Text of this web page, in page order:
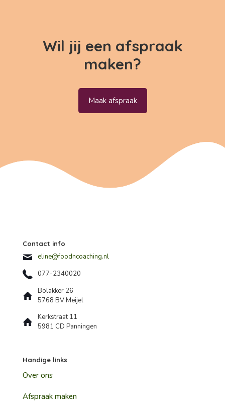
Wil jij een afspraak
maken?
Maak afspraak
Contact info
eline@foodncoaching.nl
077-2340020
Bolakker 26
5768 BV Meijel
Kerkstraat 11
5981 CD Panningen
Handige links
Over ons
Afspraak maken